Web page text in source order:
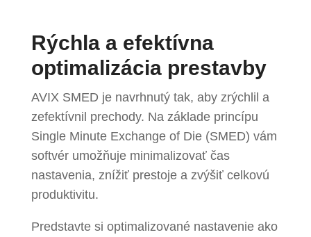
Rýchla a efektívna
optimalizácia prestavby
AVIX SMED je navrhnutý tak, aby zrýchlil a
zefektívnil prechody. Na základe princípu
Single Minute Exchange of Die (SMED) vám
softvér umožňuje minimalizovať čas
nastavenia, znížiť prestoje a zvýšiť celkovú
produktivitu.
Predstavte si optimalizované nastavenie ako